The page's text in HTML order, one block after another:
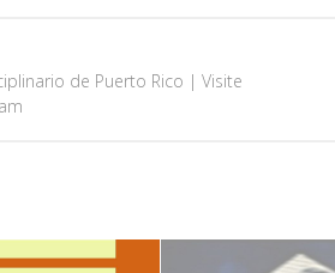
de Puerto Rico | Visite